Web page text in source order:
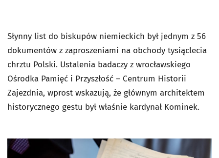
Słynny list do biskupów niemieckich był jednym z 56
dokumentów z zaproszeniami na obchody tysiąclecia
chrztu Polski. Ustalenia badaczy z wrocławskiego
Ośrodka Pamięć i Przyszłość – Centrum Historii
Zajezdnia, wprost wskazują, że głównym architektem
historycznego gestu był właśnie kardynał Kominek.